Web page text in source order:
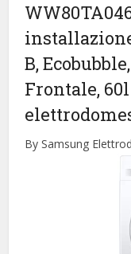
B,
Frontale,
By Samsung